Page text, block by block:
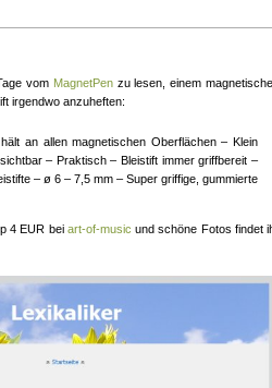
vom MagnetPenzu lesen, einem
irgendwo anzuheften:
an allen magnetischen Oberflächen – Klein
– Praktisch – Bleistift immer griffbereit –
– ø 6 – 7,5 mm – Super griffige, gummierte
4 EUR bei art-of-music und schöne Fotos findet